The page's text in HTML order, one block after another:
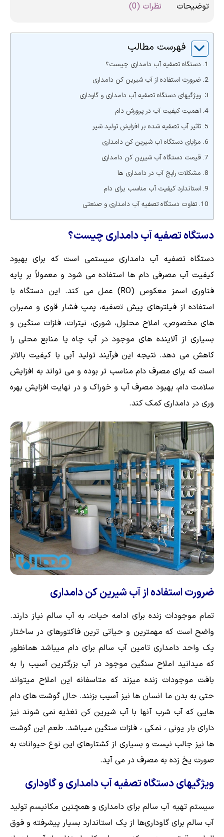
توضیحات نظرات (0)
فهرست مطالب
دستگاه تصفیه آب دامداری چیست؟
ضرورت استفاده از آب شیرین کن دامداری
ویژگیهای دستگاه تصفیه آب دامداری و گاوداری
اهمیت کیفیت آب در پرورش دام
تاثیر آب تصفیه شده بر افزایش تولید شیر
مزایای دستگاه آب شیرین کن دامداری
قیمت دستگاه آب شیرین کن دامداری
مشکلات رایج آب در دامداری ها
استاندارد کیفیت آب مناسب برای دام
تفاوت دستگاه تصفیه آب دامداری و صنعتی
دستگاه تصفیه آب دامداری چیست؟
دستگاه تصفیه آب دامداری سیستمی است که برای بهبود
کیفیت آب مصرفی دام ها استفاده می شود و معمولاً بر پایه
فناوری اسمز معکوس (RO) عمل می کند. این دستگاه با
استفاده از فیلترهای پیش تصفیه، پمپ فشار قوی و ممبران
های مخصوص، املاح محلول، شوری، نیترات، فلزات سنگین و
بسیاری از آلاینده های موجود در آب چاه یا منابع محلی را
کاهش می دهد. نتیجه این فرآیند تولید آبی با کیفیت بالاتر
است که برای مصرف دام مناسب تر بوده و می تواند به افزایش
سلامت دام، بهبود مصرف آب و خوراک و در نهایت افزایش بهره
وری در دامداری کمک کند.
ضرورت استفاده از آب شیرین کن دامداری
تمام موجودات زنده برای ادامه حیات، به آب سالم نیاز دارند.
واضح است که مهمترین و حیاتی ترین فاکتورهای در ساختار
یک واحد دامداری تامین آب سالم برای دام میباشد همانطور
که میدانید املاح سنگین موجود در آب بزرگترین آسیب را به
بافت موجودات زنده میزند که متاسفانه این املاح میتواند
حتی به بدن ما انسان ها نیز آسیب بزنند. حال گوشت های دام
هایی که آب شرب آنها با آب شیرین کن تغذیه نمی شوند نیز
دارای بار یونی ، نمکی ، فلزات سنگین میباشد. طعم این گوشت
ها نیز جالب نیست و بسیاری از کشتارهای این نوع حیوانات به
صورت یخ زده به مصرف در می آید.
ویژگیهای دستگاه تصفیه آب دامداری و گاوداری
سیستم تهیه آب سالم برای دامداری و همچنین مکانیسم تولید
آب ‌سالم برای گاوداری‌ها از یک استاندارد بسیار پیشرفته و فوق